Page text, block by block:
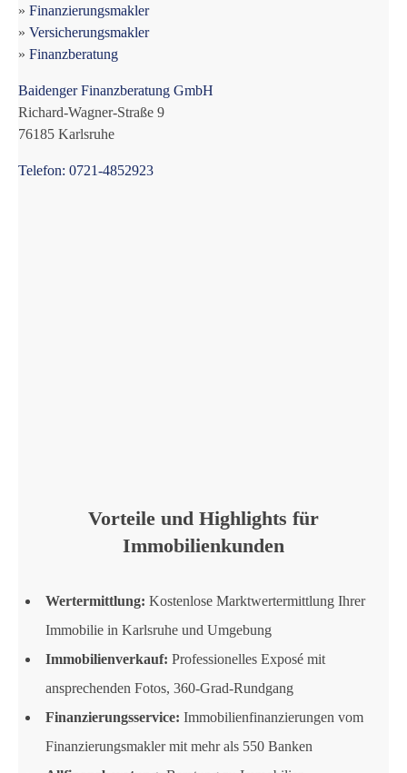
» Finanzierungsmakler
» Versicherungsmakler
» Finanzberatung
Baidenger Finanzberatung GmbH
Richard-Wagner-Straße 9
76185 Karlsruhe
Telefon: 0721-4852923
Vorteile und Highlights für
Immobilienkunden
Wertermittlung: Kostenlose Marktwertermittlung Ihrer
Immobilie in Karlsruhe und Umgebung
Immobilienverkauf: Professionelles Exposé mit
ansprechenden Fotos, 360-Grad-Rundgang
Finanzierungsservice: Immobilienfinanzierungen vom
Finanzierungsmakler mit mehr als 550 Banken